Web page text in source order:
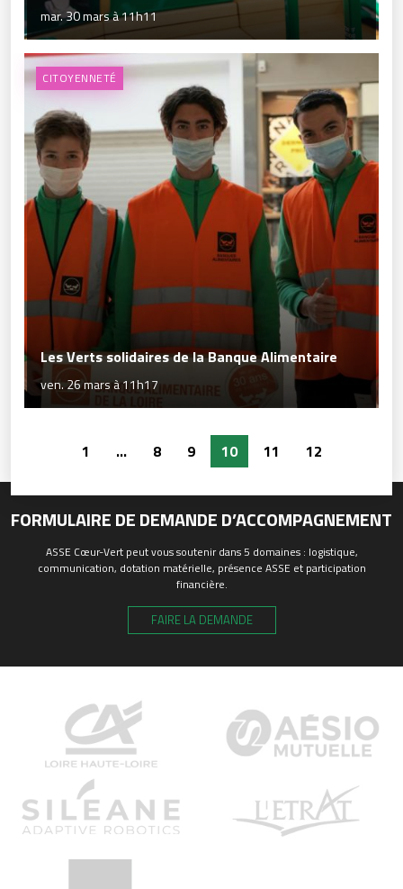
mar. 30 mars à 11h11
CITOYENNETÉ
Les Verts solidaires de la Banque Alimentaire
ven. 26 mars à 11h17
1 ... 8 9 10 11 12
FORMULAIRE DE DEMANDE D’ACCOMPAGNEMENT
ASSE Cœur-Vert peut vous soutenir dans 5 domaines : logistique,
communication, dotation matérielle, présence ASSE et participation
financière.
FAIRE LA DEMANDE